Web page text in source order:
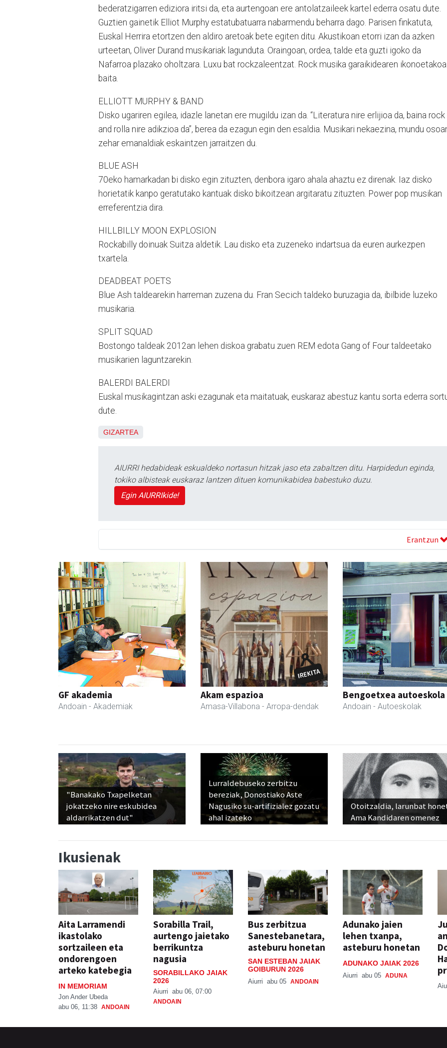
bederatzigarren ediziora iritsi da, eta aurtengoan ere antolatzaileek kartel ederra osatu dute.
Guztien gainetik Elliot Murphy estatubatuarra nabarmendu beharra dago. Parisen finkatuta,
Euskal Herrira etortzen den aldiro aretoak bete egiten ditu. Akustikoan etorri izan da azken
urteetan, Oliver Durand musikariak lagunduta. Oraingoan, ordea, talde eta guzti igoko da
Nafarroa plazako oholtzara. Luxu bat rockzaleentzat. Rock musika garaikidearen ikonoetakoa
baita.
ELLIOTT MURPHY & BAND
Disko ugariren egilea, idazle lanetan ere mugildu izan da. “Literatura nire erlijioa da, baina rock
and rolla nire adikzioa da”, berea da ezagun egin den esaldia. Musikari nekaezina, mundu
zehar emanaldiak eskaintzen jarraitzen du.
BLUE ASH
70eko hamarkadan bi disko egin zituzten, denbora igaro ahala ahaztu ez direnak. Iaz disko
horietatik kanpo geratutako kantuak disko bikoitzean argitaratu zituzten. Power pop musikan
erreferentzia dira.
HILLBILLY MOON EXPLOSION
Rockabilly doinuak Suitza aldetik. Lau disko eta zuzeneko indartsua da euren aurkezpen
txartela.
DEADBEAT POETS
Blue Ash taldearekin harreman zuzena du. Fran Secich taldeko buruzagia da, ibilbide luzeko
musikaria.
SPLIT SQUAD
Bostongo taldeak 2012an lehen diskoa grabatu zuen REM edota Gang of Four taldeetako
musikarien laguntzarekin.
BALERDI BALERDI
Euskal musikagintzan aski ezagunak eta maitatuak, euskaraz abestuz kantu sorta ederra
dute.
GIZARTEA
AIURRI hedabideak eskualdeko nortasun hitzak jaso eta zabaltzen ditu. Harpidedun eginda,
tokiko albisteak euskaraz lantzen dituen komunikabidea babestuko duzu.
Egin AIURRIkide!
Erantzun
GF akademia
Andoain - Akademiak
Akam espazioa
Amasa-Villabona - Arropa-dendak
Bengoetxea autoeskola
Andoain - Autoeskolak
"Banakako Txapelketan
jokatzeko nire eskubidea
aldarrikatzen dut"
Lurraldebuseko zerbitzu
bereziak, Donostiako Aste
Nagusiko su-artifizialez gozatu
ahal izateko
Otoitzaldia, larunbat
Ama Kandidaren omenez
Ikusienak
Aita Larramendi
ikastolako
sortzaileen eta
ondorengoen
arteko katebegia
IN MEMORIAM
Jon Ander Ubeda
abu 06, 11:38 ANDOAIN
Sorabilla Trail,
aurtengo jaietako
berrikuntza
nagusia
SORABILLAKO JAIAK
2026
Aiurri abu 06, 07:00
ANDOAIN
Bus zerbitzua
Sanestebanetara,
asteburu honetan
SAN ESTEBAN JAIAK
GOIBURUN 2026
Aiurri abu 05 ANDOAIN
Adunako jaien
lehen txanpa,
asteburu honetan
ADUNAKO JAIAK 2026
Aiurri abu 05 ADUNA